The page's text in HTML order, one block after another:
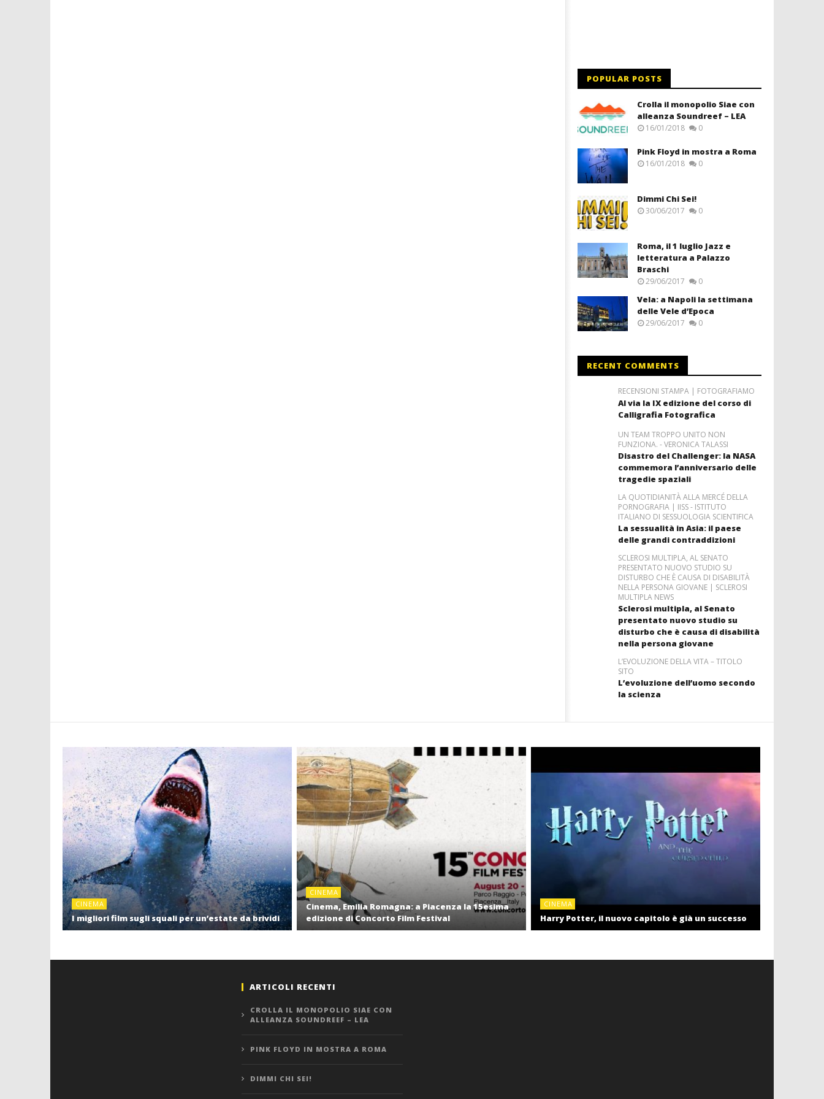
POPULAR POSTS
Crolla il monopolio Siae con
alleanza Soundreef – LEA
16/01/2018 0
Pink Floyd in mostra a Roma
16/01/2018 0
Dimmi Chi Sei!
30/06/2017 0
Roma, il 1 luglio Jazz e
letteratura a Palazzo
Braschi
29/06/2017 0
Vela: a Napoli la settimana
delle Vele d’Epoca
29/06/2017 0
RECENT COMMENTS
RECENSIONI STAMPA | FOTOGRAFIAMO
Al via la IX edizione del corso di
Calligrafia Fotografica
UN TEAM TROPPO UNITO NON
FUNZIONA. - VERONICA TALASSI
Disastro del Challenger: la NASA
commemora l’anniversario delle
tragedie spaziali
LA QUOTIDIANITÀ ALLA MERCÉ DELLA
PORNOGRAFIA | IISS - ISTITUTO
ITALIANO DI SESSUOLOGIA SCIENTIFICA
La sessualità in Asia: il paese
delle grandi contraddizioni
SCLEROSI MULTIPLA, AL SENATO
PRESENTATO NUOVO STUDIO SU
DISTURBO CHE È CAUSA DI DISABILITÀ
NELLA PERSONA GIOVANE | SCLEROSI
MULTIPLA NEWS
Sclerosi multipla, al Senato
presentato nuovo studio su
disturbo che è causa di disabilità
nella persona giovane
L’EVOLUZIONE DELLA VITA – TITOLO
SITO
L’evoluzione dell’uomo secondo
la scienza
CINEMA
I migliori film sugli squali per un’estate da brividi
CINEMA
Cinema, Emilia Romagna: a Piacenza la 15esima
edizione di Concorto Film Festival
CINEMA
Harry Potter, il nuovo capitolo è già un successo
ARTICOLI RECENTI
CROLLA IL MONOPOLIO SIAE CON
ALLEANZA SOUNDREEF – LEA
PINK FLOYD IN MOSTRA A ROMA
DIMMI CHI SEI!